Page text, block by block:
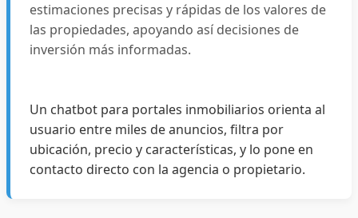
estimaciones precisas y rápidas de los valores de
las propiedades, apoyando así decisiones de
inversión más informadas.
Un chatbot para portales inmobiliarios orienta al
usuario entre miles de anuncios, filtra por
ubicación, precio y características, y lo pone en
contacto directo con la agencia o propietario.